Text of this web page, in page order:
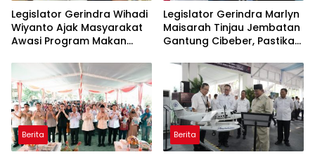
Legislator Gerindra Wihadi
Wiyanto Ajak Masyarakat
Awasi Program Makan
Sasaran
Legislator Gerindra Marlyn
Maisarah Tinjau Jembatan
Gantung Cibeber, Pastikan
Berita Berita